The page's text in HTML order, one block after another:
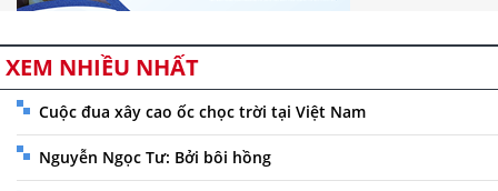
XEM NHIỀU NHẤT
Cuộc đua xây cao ốc chọc trời tại Việt Nam
Nguyễn Ngọc Tư: Bởi bôi hồng